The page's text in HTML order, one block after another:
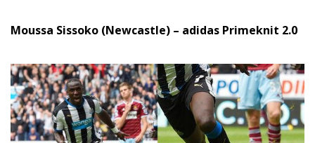
Moussa Sissoko (Newcastle) – adidas Primeknit 2.0